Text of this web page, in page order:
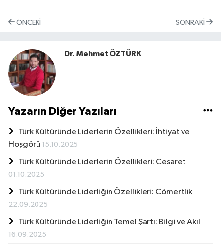
ÖNCEKI SONRAKI
Dr. Mehmet ÖZTÜRK
Yazarın Diğer Yazıları
Türk Kültüründe Liderlerin Özellikleri: İhtiyat ve
Hoşgörü 15.10.2025
Türk Kültüründe Liderlerin Özellikleri: Cesaret
01.10.2025
Türk Kültüründe Liderliğin Özellikleri: Cömertlik
22.09.2025
Türk Kültüründe Liderliğin Temel Şartı: Bilgi ve Akıl
16.09.2025